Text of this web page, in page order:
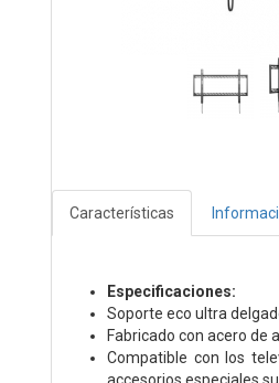
Características
Especificaciones:
Soporte eco ultra
Fabricado con acero
Compatible con los